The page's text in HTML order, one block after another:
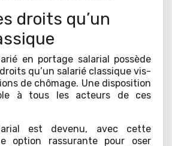
droits qu’un
en portage salarial possède
qu’un salarié classique vis-
de chômage. Une disposition
à tous les acteurs de ces
est devenu, avec cette
option rassurante pour oser